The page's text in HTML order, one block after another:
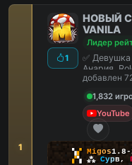
1
1
НОВЫЙ
VANILA
Лидер
✅
Анария,
добавлен
1,832
YouTube
▚▞ Migos
▞▚ ⁂ Сурв,